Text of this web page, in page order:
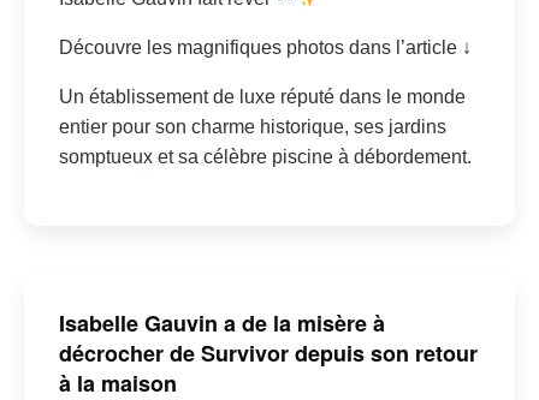
Découvre les magnifiques photos dans l’article ↓
Un établissement de luxe réputé dans le monde
entier pour son charme historique, ses jardins
somptueux et sa célèbre piscine à débordement.
Isabelle Gauvin a de la misère à
décrocher de Survivor depuis son retour
à la maison